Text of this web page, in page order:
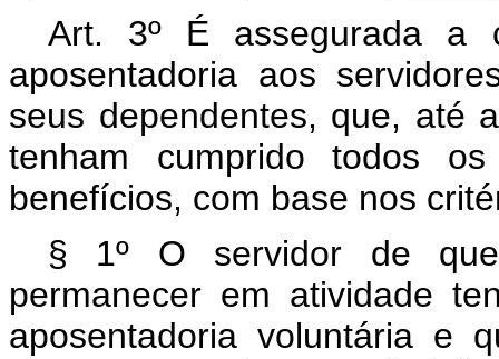
Art. 3º É assegurada a
aposentadoria aos
seus dependentes, que, até
tenham cumprido todos
benefícios, com base nos
§ 1º O servidor de
permanecer em atividade
aposentadoria voluntária e